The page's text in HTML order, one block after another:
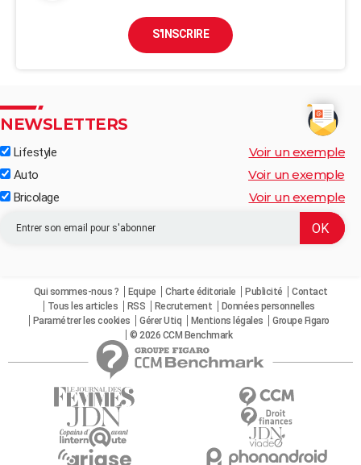
S'INSCRIRE
NEWSLETTERS
Lifestyle Voir un exemple
Auto Voir un exemple
Bricolage Voir un exemple
Qui sommes-nous ? Equipe Charte éditoriale Publicité
Contact
Tous les articles
RSS Recrutement
Données personnelles
Paramétrer les cookies
Gérer Utiq Mentions légales
Groupe Figaro
© 2026 CCM Benchmark